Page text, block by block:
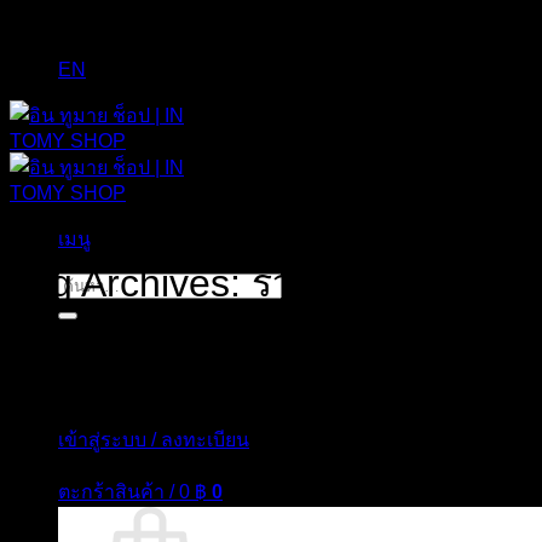
EN
เมนู
ค้นหา:
เข้าสู่ระบบ / ลงทะเบียน
ตะกร้าสินค้า /0 ฿ 0
Tag Archives:รีวิว เรตินอล The